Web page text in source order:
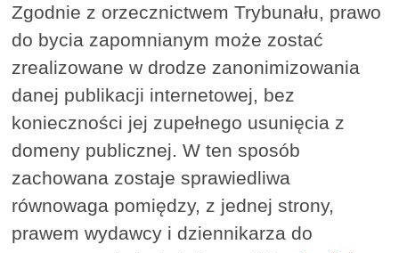
Zgodnie z orzecznictwem Trybunału, prawo
do bycia zapomnianym może zostać
zrealizowane w drodze zanonimizowania
danej publikacji internetowej, bez
konieczności jej zupełnego usunięcia z
domeny publicznej. W ten sposób
zachowana zostaje sprawiedliwa
równowaga pomiędzy, z jednej strony,
prawem wydawcy i dziennikarza do